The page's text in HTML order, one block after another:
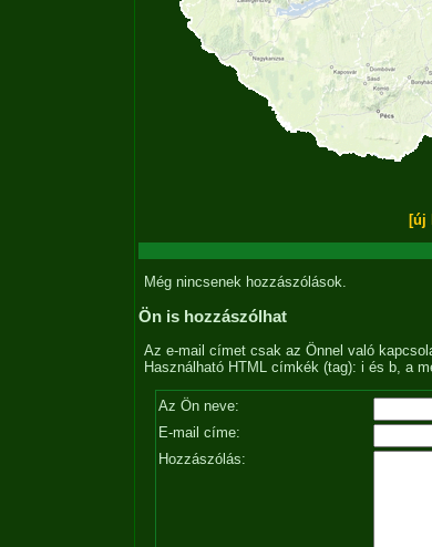
[új
Még nincsenek hozzászólások.
Ön is hozzászólhat
Az e-mail címet csak az Önnel való
Használható HTML címkék (tag): i és b, a
Az Ön neve:
E-mail címe:
Hozzászólás: